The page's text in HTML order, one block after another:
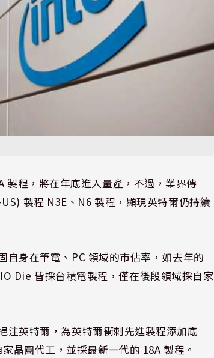
程，將在年底進入量產，不過，業界傳
製程 N3E、N6 製程，顯現英特爾仍持續
身在筆電、PC 領域的市佔率，如去年的
Die 皆採台積電製程，僅在後段領域採自家
注英特爾，為英特爾衝刺先進製程添加底
晶圓代工，並採最新一代的 18A 製程。